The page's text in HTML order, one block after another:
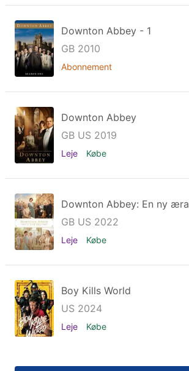
Downton Abbey - 1
GB 2010
Abonnement
Downton Abbey
GB US 2019
Leje Købe
Downton Abbey: En ny æra
GB US 2022
Leje Købe
Boy Kills World
US 2024
Leje Købe